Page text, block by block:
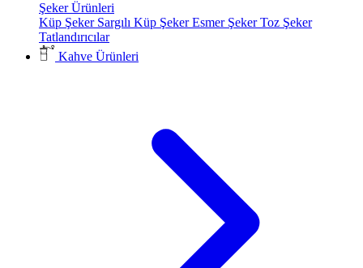
Şeker Ürünleri
Küp Şeker Sargılı Küp ŞekerEsmer ŞekerToz Şeker
Tatlandırıcılar
Kahve Ürünleri